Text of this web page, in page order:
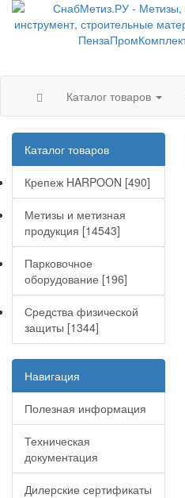
Каталог товаров
Каталог товаров
Крепеж HARPOON [490]
Метизы и метизная
продукция [14543]
Парковочное
оборудование [196]
Средства физической
защиты [1344]
Навигация
Полезная информация
Техническая
документация
Дилерские сертификаты